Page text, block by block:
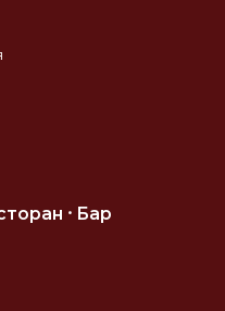
⸱ Бар